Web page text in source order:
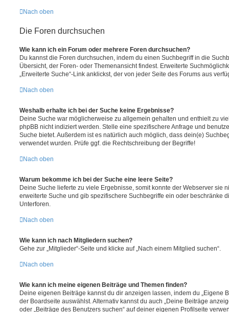
Nach oben
Die Foren durchsuchen
Wie kann ich ein Forum oder mehrere Foren durchsuchen?
Du kannst die Foren durchsuchen, indem du einen Suchbegriff in die
Übersicht, der Foren- oder Themenansicht findest. Erweiterte
„Erweiterte Suche“-Link anklickst, der von jeder Seite des Forums aus
Nach oben
Weshalb erhalte ich bei der Suche keine Ergebnisse?
Deine Suche war möglicherweise zu allgemein gehalten und enthielt zu
phpBB nicht indiziert werden. Stelle eine spezifischere Anfrage und
Suche bietet. Außerdem ist es natürlich auch möglich, dass dein(e)
verwendet wurden. Prüfe ggf. die Rechtschreibung der Begriffe!
Nach oben
Warum bekomme ich bei der Suche eine leere Seite?
Deine Suche lieferte zu viele Ergebnisse, somit konnte der Webserver sie
erweiterte Suche und gib spezifischere Suchbegriffe ein oder beschränke
Unterforen.
Nach oben
Wie kann ich nach Mitgliedern suchen?
Gehe zur „Mitglieder“-Seite und klicke auf „Nach einem Mitglied suchen“.
Nach oben
Wie kann ich meine eigenen Beiträge und Themen finden?
Deine eigenen Beiträge kannst du dir anzeigen lassen, indem du „Eigene
der Boardseite auswählst. Alternativ kannst du auch „Deine Beiträge
oder „Beiträge des Benutzers suchen“ auf deiner eigenen Profilseite